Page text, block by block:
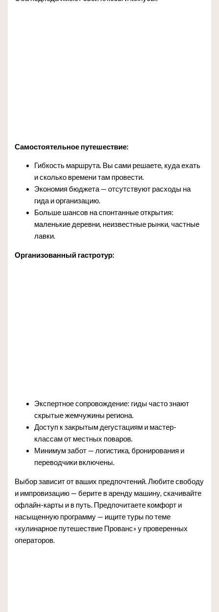
Самостоятельное путешествие:
Гибкость маршрута. Вы сами решаете, куда ехать
и сколько времени там провести.
Экономия бюджета — отсутствуют расходы на
гида и организацию.
Больше шансов на спонтанные открытия:
маленькие деревни, неизвестные рынки, частные
лавки.
Организованный гастротур:
Экспертное сопровождение: гиды часто знают
скрытые жемчужины региона.
Доступ к закрытым дегустациям и мастер-
классам от местных поваров.
Минимум забот — логистика, бронирования и
переводчики включены.
Выбор зависит от ваших предпочтений. Любите свободу
и импровизацию — берите в аренду машину, скачивайте
офлайн-карты и в путь. Предпочитаете комфорт и
насыщенную программу — ищите туры по теме
«кулинарное путешествие Прованс» у проверенных
операторов.